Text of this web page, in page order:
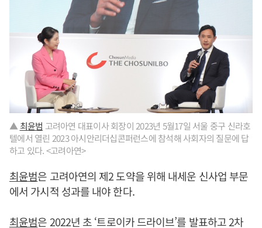
▲ 최윤범 고려아연 대표이사 회장이 2023년 5월17일 서울 중구 신라호
텔에서 열린 2023 아시안리더십콘퍼런스에 참석해 사회자의 질문에 답
하고 있다. <고려아연>
최윤범은 고려아연의 제2 도약을 위해 내세운 신사업 부문
에서 가시적 성과를 내야 한다.
최윤범은 2022년 초 ‘트로이카 드라이브’를 발표하고 2차